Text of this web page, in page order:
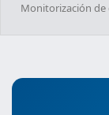
Monitorización